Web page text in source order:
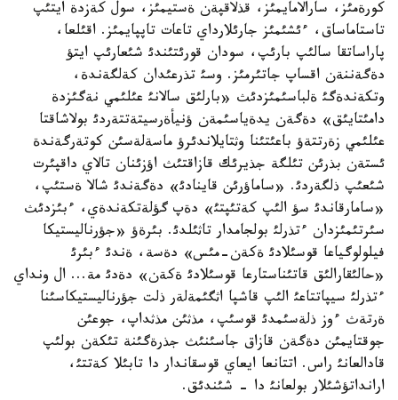
كورةمئز، سارالامايمئز، قذلاقپةن ةستيمئز، سول كةزدة ايتئپ
تاستاماساق، ءئشئمئز جارئلارداي تاعات تاپپايمئز. اقئلعا،
پاراساتقا سالئپ بارئپ، سودان قورئتئندئ شئعارئپ ايتؤ
دةگةننةن اقساپ جاتئرمئز. وسئ تذرعئدان كةلگةندة،
وتكةندةگئ ةلباسئمئزدئث «بارلئق سالانئ عئلئمي نةگئزدة
دامئتايئق» دةگةن يدةياسئمةن ؤنيأةرسيتةتتةردئ بولاشاقتا
عئلئمي زةرتتةؤ باعئتئنا وثتايلاندئرؤ ماسةلةسئن كوتةرگةندة
ئستةن بذرئن تئلگة جذيرئك قازاقتئث اؤزئنان تالاي داقپئرت
شئعئپ ذلگةردئ. «ساماؤرئن قاينادئ» دةگةندئ شالا ةستئپ،
«سامارقاندئ سؤ الئپ كةتئپتئ» دةپ گؤلةتكةندةي، ءبئزدئث
سئرتئمئزدان ءتذرلئ بولجامدار تاثئلدئ. بئرةؤ «جؤرناليستيكا
فيلولوگياعا قوسئلادئ ةكةن-مئس» دةسة، ةندئ ءبئرئ
«حالئقارالئق قاتئناستارعا قوسئلادئ ةكةن» دةدئ مة... ال ونداي
ءتذرلئ سيپاتتاعئ الئپ قاشپا اثگئمةلةر ذلت جؤرناليستيكاسئنا
ةرتةث ءوز ذلةسئمدئ قوسئپ، مذثئن مذثداپ، جوعئن
جوقتايمئن دةگةن قازاق جاسئنئث جذرةگئنة تئكةن بولئپ
قادالعانئ راس. اتتانعا ايعاي قوسقاندار دا تابئلا كةتتئ،
ارانداتؤشئلار بولعانئ دا - شئندئق.